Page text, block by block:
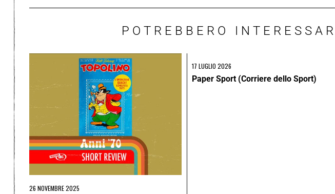
POTREBBERO
26 NOVEMBRE 2025
17 LUGLIO 2026
Paper Sport (Corriere dello Sport)